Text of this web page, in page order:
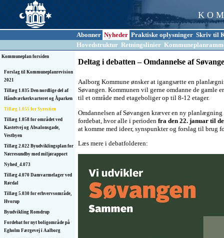
K O
Abonner Nyheder Praktiske oplysninger Skriv til
Hovedstruktur Retningslinier
Kommuneplan forsiden
Forslag til Kommuneplanrevision
2021
Tillæg 1.035 Den nordlige del af
Håndværkerkvarteret og Åparken
Tillæg 1.055 for Syrestien
Tillæg 1.058 for området ved
Kastetvej og Absalonsgade,
Vestbyen
Tillæg 2.022 Byudviklingsplan for
Nørresundby med miljørapport
Nyhed_4.073
Tillæg 4.070 Damvarmelager ved
Rørdal
Tillæg 5.030 for erhvervsområde,
Hvorup
Byudvikling Romdrup
Fordebat for nyt boligområde på
Egholm Færgevej i Aalborg
Deltag i debatten – Omdannelse af
Aalborg Kommune ønsker at igangsætte en
Søvangen. Kommunen vil gerne omdanne de gamle
til et område med etageboliger op til 8-12 etager.
Omdannelsen af Søvangen kræver en ny planlægning
fordebat, hvor alle i perioden fra den 22. januar til
at komme med ideer, synspunkter og forslag til brug
Læs mere i debatfolderen: